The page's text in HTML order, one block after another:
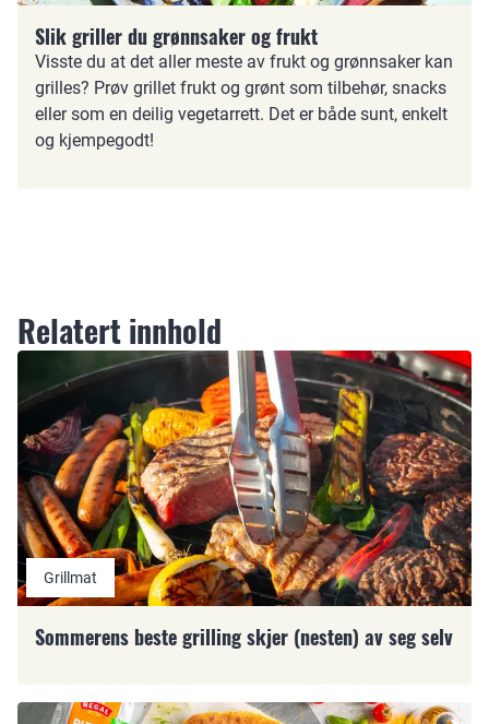
Slik griller du grønnsaker og frukt
Visste du at det aller meste av frukt og grønnsaker kan
grilles? Prøv grillet frukt og grønt som tilbehør, snacks
eller som en deilig vegetarrett. Det er både sunt, enkelt
og kjempegodt!
Relatert innhold
Grillmat
Sommerens beste grilling skjer (nesten) av seg selv